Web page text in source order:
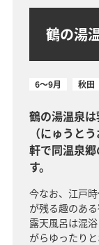
鶴の湯
6～9月 秋
鶴の湯温泉
（にゅうと
軒で同温泉
す。
今なお、江戸
が残る趣のある
露天風呂は混
がらゆったり